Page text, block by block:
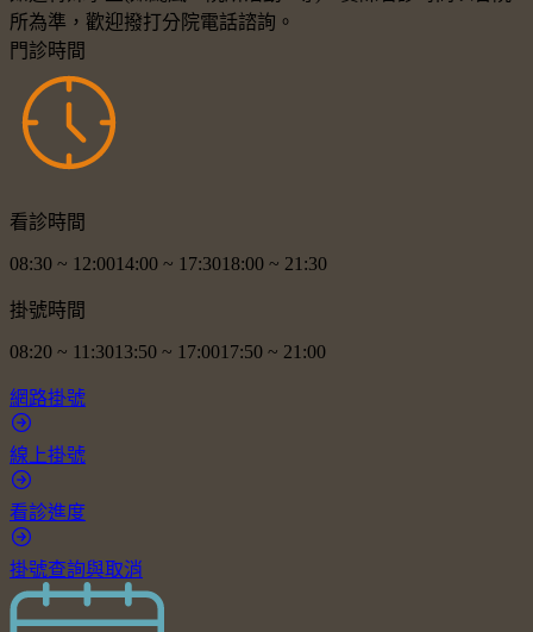
所為準，歡迎撥打分院電話諮詢。
門診時間
看診時間
08:30 ~ 12:0014:00 ~ 17:3018:00 ~ 21:30
掛號時間
08:20 ~ 11:3013:50 ~ 17:0017:50 ~ 21:00
網路掛號
線上掛號
看診進度
掛號查詢與取消